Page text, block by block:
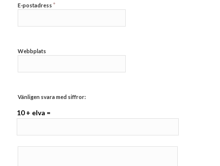
E-postadress *
Webbplats
Vänligen svara med siffror:
10 + elva =